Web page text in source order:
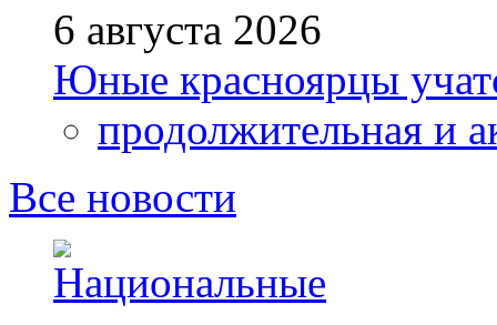
6 августа 2026
Юные красноярцы
продолжительная и
Все новости